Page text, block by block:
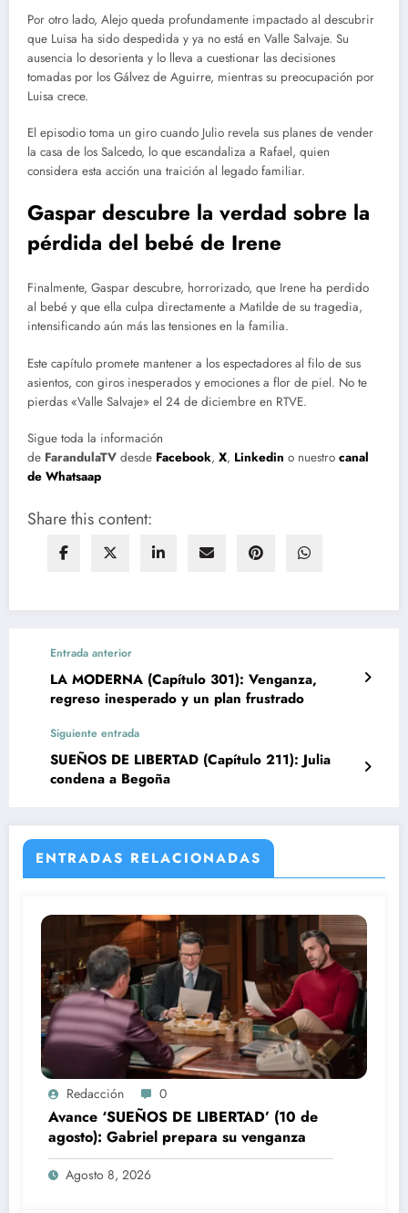
Por otro lado, Alejo queda profundamente impactado al descubrir
que Luisa ha sido despedida y ya no está en Valle Salvaje. Su
ausencia lo desorienta y lo lleva a cuestionar las decisiones
tomadas por los Gálvez de Aguirre, mientras su preocupación por
Luisa crece.
El episodio toma un giro cuando Julio revela sus planes de vender
la casa de los Salcedo, lo que escandaliza a Rafael, quien
considera esta acción una traición al legado familiar.
Gaspar descubre la verdad sobre la
pérdida del bebé de Irene
Finalmente, Gaspar descubre, horrorizado, que Irene ha perdido
al bebé y que ella culpa directamente a Matilde de su tragedia,
intensificando aún más las tensiones en la familia.
Este capítulo promete mantener a los espectadores al filo de sus
asientos, con giros inesperados y emociones a flor de piel. No te
pierdas «Valle Salvaje» el 24 de diciembre en RTVE.
Sigue toda la información
de FarandulaTV desde Facebook, X, Linkedin o nuestro canal
de Whatsaap
Share this content:
Entrada anterior
LA MODERNA (Capítulo 301): Venganza,
regreso inesperado y un plan frustrado
Siguiente entrada
SUEÑOS DE LIBERTAD (Capítulo 211): Julia
condena a Begoña
ENTRADAS RELACIONADAS
Redacción 0
Avance ‘SUEÑOS DE LIBERTAD’ (10 de
agosto): Gabriel prepara su venganza
Agosto 8, 2026